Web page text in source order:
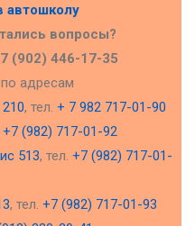
автошколу
вопросы?
(902) 446-17-35
адресам
, тел. + 7 982 717-01-90
+7 (982) 717-01-92
513, тел. +7 (982) 717-01-
, тел. +7 (982) 717-01-93